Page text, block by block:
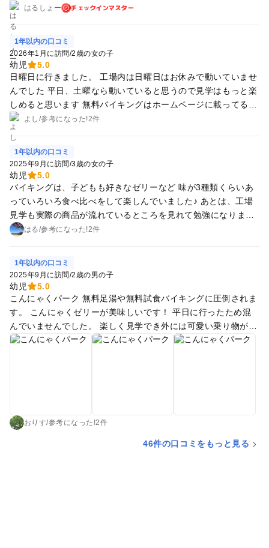
ります。 足湯もあってくつろげます。 体験型もあるようで
す。
はるしょー チェックインマスター
1年以内の口コミ
2026年1月に訪問/2歳の女の子
幼児
5.0
日曜日に行きました。 工場内は日曜日はお休みで動いていませ
んでした 平日、土曜なら動いていると思うので見学はもっと楽
しめると思います 無料バイキングはホームページに載ってる通
りいろいろなものがあり楽しめた。 ゼリーが美味しく子供も喜
んで食べていました バイキングの通路が少し狭かったのでベビ
ーカーなどは大変だと思います お土産は種類も多かったです
バイキングで美味しかったものを買いました 詰め放題などもや
っていました 外には足湯と少し小さい子が遊べる場所があり、
無料で楽しむにはじゅうぶんな場所でした
よし /参考に なった!2件
1年以内の口コミ
2025年9月に訪問/3歳の女の子
幼児
5.0
バイキングは、子どもも好きなゼリーなど 味が3種類くらいあ
っていろいろ食べ比べをして楽しんでいました♪ あとは、工場
見学も実際の商品が流れているところを見れて勉強になりまし
た！ 昔はゲームコーナー？はなかったから新しいのかな？かわ
はる/参考に なった!2件
1年以内の口コミ
2025年9月に訪問/2歳の男の子
幼児
5.0
こんにゃくパーク 無料足湯や無料試食バイキングに圧倒されま
す。 こんにゃくゼリーが美味しいです！ 平日に行ったため混
んでいませんでした。 楽しく見学でき外には可愛い乗り物が 1
00円〜300円であります！ アイス屋さんもあり（こんにゃくで
おりす/参考になった!2件
46件の口コミをもっと見る